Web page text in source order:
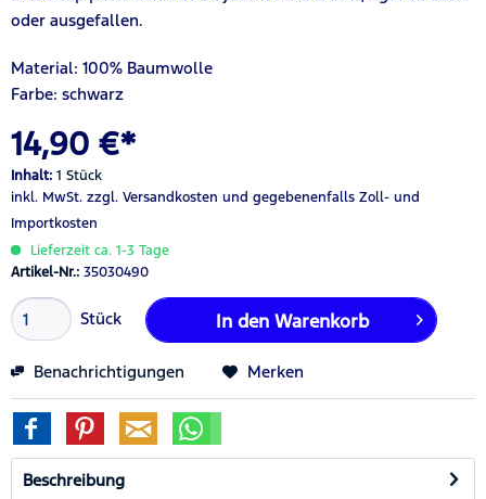
oder ausgefallen.
Material: 100% Baumwolle
Farbe: schwarz
14,90 €*
Inhalt: 1 Stück
inkl. MwSt. zzgl. Versandkosten und gegebenenfalls Zoll- und
Importkosten
Lieferzeit ca. 1-3 Tage
Artikel-Nr.: 35030490
Stück In den Warenkorb
Benachrichtigungen Merken
Beschreibung